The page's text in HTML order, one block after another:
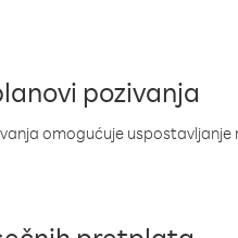
pozivanja
omogućuje